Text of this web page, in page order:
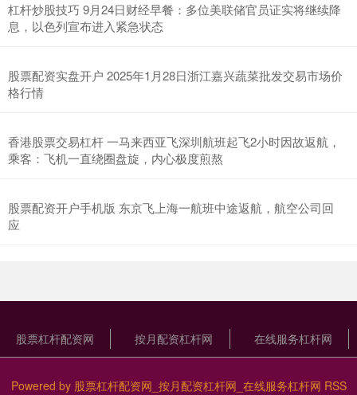
杠杆炒股技巧 9月24日财经早餐：多位美联储官员证实将继续降
息，以色列宣布进入紧急状态
股票配资实盘开户 2025年1月28日浙江嘉兴蔬菜批发交易市场价
格行情
香港股票交易杠杆 一马来西亚飞深圳航班起飞2小时因故返航，
乘客：飞机一直绕圈盘旋，内心极度煎熬
股票配资开户手机版 东京飞上海一航班中途返航，航空公司回
应
股票杠杆配资网 按月配资杠杆网 在线服务杠杆网
Powered by 股票杠杆配资网_按月配资杠杆网_在线服务杠杆网 RSS